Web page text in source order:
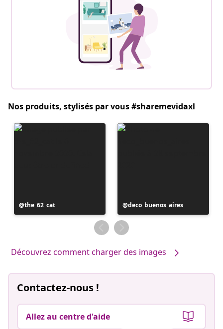
Nos produits, stylisés par vous #sharemevidaxl
Publication
publiée
the_62_cat
Publication
publiée
par
deco_buenos_aires
Découvrez comment charger des images
Contactez-nous !
Allez au centre d'aide